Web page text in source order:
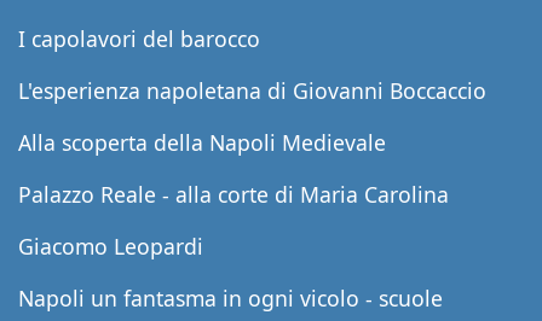
I capolavori del barocco
L'esperienza napoletana di Giovanni Boccaccio
Alla scoperta della Napoli Medievale
Palazzo Reale - alla corte di Maria Carolina
Giacomo Leopardi
Napoli un fantasma in ogni vicolo - scuole